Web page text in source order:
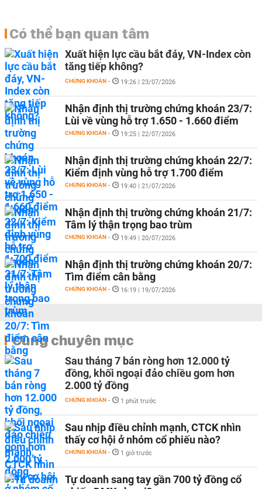
Có thể bạn quan tâm
Xuất hiện lực cầu bắt đáy, VN-Index còn
tăng tiếp không?
CHỨNG KHOÁN - 19:26 | 23/07/2026
Nhận định thị trường chứng khoán 23/7:
Lùi về vùng hỗ trợ 1.650 - 1.660 điểm
CHỨNG KHOÁN - 19:25 | 22/07/2026
Nhận định thị trường chứng khoán 22/7:
Kiểm định vùng hỗ trợ 1.700 điểm
CHỨNG KHOÁN - 19:40 | 21/07/2026
Nhận định thị trường chứng khoán 21/7:
Tâm lý thận trọng bao trùm
CHỨNG KHOÁN - 19:49 | 20/07/2026
Nhận định thị trường chứng khoán 20/7:
Tìm điểm cân bằng
CHỨNG KHOÁN - 16:19 | 19/07/2026
Cùng chuyên mục
Sau tháng 7 bán ròng hơn 12.000 tỷ
đồng, khối ngoại đảo chiều gom hơn
2.000 tỷ đồng
CHỨNG KHOÁN - 1 phút trước
Sau nhịp điều chỉnh mạnh, CTCK nhìn
thấy cơ hội ở nhóm cổ phiếu nào?
CHỨNG KHOÁN - 1 giờ trước
Tự doanh sang tay gần 700 tỷ đồng cổ